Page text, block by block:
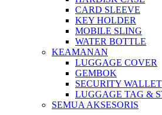
CARD SLEEVE
KEY HOLDER
MOBILE SLING
WATER BOTTLE
KEAMANAN
LUGGAGE COVER
GEMBOK
SECURITY WALLET
LUGGAGE TAG &
SEMUA AKSESORIS